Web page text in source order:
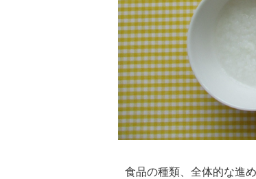
食品の種類、全体的な進